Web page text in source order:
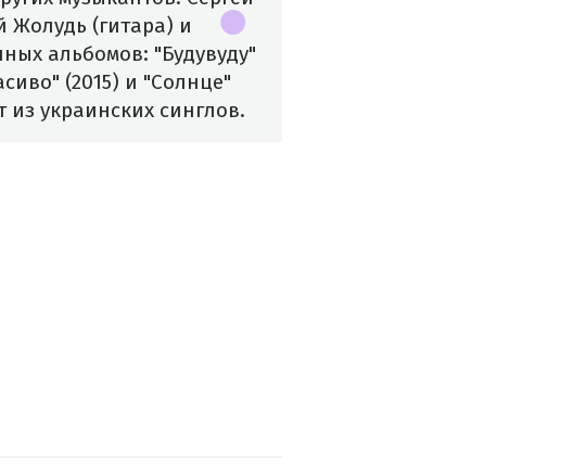
Жолудь (гитара) и
альбомов: "Будувуду"
(2015) и "Солнце"
из украинских синглов.